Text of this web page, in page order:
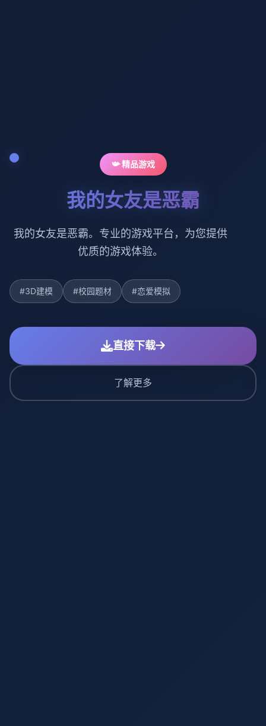
📯 精品游戏
我的女友是恶霸
我的女友是恶霸。专业的游戏平台，为您提供
优质的游戏体验。
#3D建模 #校园题材 #恋爱模拟
直接下载
了解更多